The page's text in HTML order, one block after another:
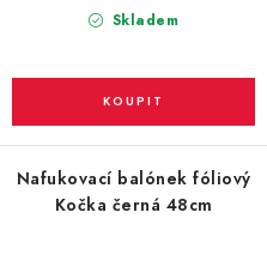
Skladem
Nafukovací balónek fóliový
Kočka černá 48cm